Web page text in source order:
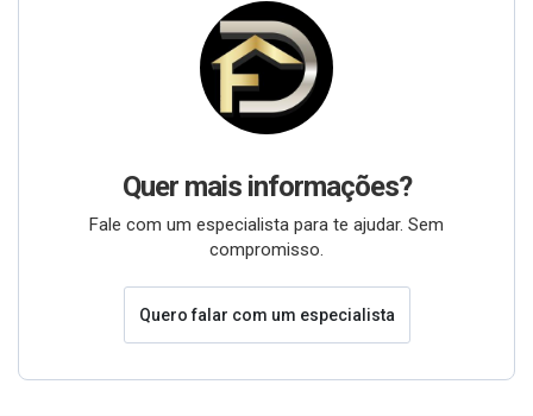
Quer mais informações?
Fale com um especialista para te ajudar. Sem
compromisso.
Quero falar com um especialista